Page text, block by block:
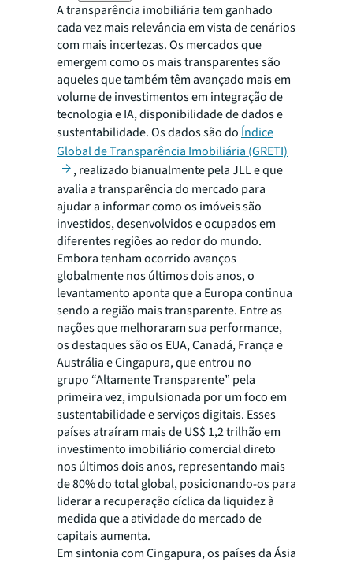
A transparência imobiliária tem ganhado
cada vez mais relevância em vista de cenários
com mais incertezas. Os mercados que
emergem como os mais transparentes são
aqueles que também têm avançado mais em
volume de investimentos em integração de
tecnologia e IA, disponibilidade de dados e
sustentabilidade. Os dados são do Índice
Global de Transparência Imobiliária (GRETI)
, realizado bianualmente pela JLL e que
avalia a transparência do mercado para
ajudar a informar como os imóveis são
investidos, desenvolvidos e ocupados em
diferentes regiões ao redor do mundo.
Embora tenham ocorrido avanços
globalmente nos últimos dois anos, o
levantamento aponta que a Europa continua
sendo a região mais transparente. Entre as
nações que melhoraram sua performance,
os destaques são os EUA, Canadá, França e
Austrália e Cingapura, que entrou no
grupo “Altamente Transparente” pela
primeira vez, impulsionada por um foco em
sustentabilidade e serviços digitais. Esses
países atraíram mais de US$ 1,2 trilhão em
investimento imobiliário comercial direto
nos últimos dois anos, representando mais
de 80% do total global, posicionando-os para
liderar a recuperação cíclica da liquidez à
medida que a atividade do mercado de
capitais aumenta.
Em sintonia com Cingapura, os países da Ásia